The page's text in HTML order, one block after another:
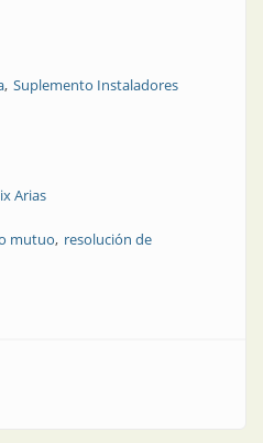
Suplemento Instaladores
Arias
mutuo resolución de
de Nikola Tesla sobre el conflicto